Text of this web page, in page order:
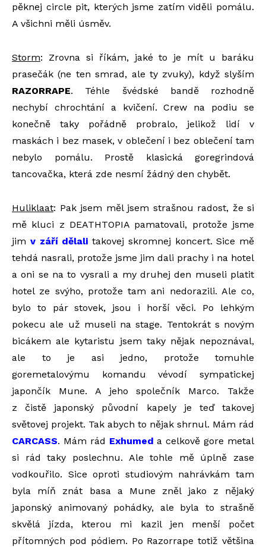
pěknej circle pit, kterých jsme zatím viděli pomálu.
A všichni měli úsměv.
Storm: Zrovna si říkám, jaké to je mít u baráku
prasečák (ne ten smrad, ale ty zvuky), když slyším
RAZORRAPE. Téhle švédské bandě rozhodně
nechybí chrochtání a kvičení. Crew na podiu se
konečně taky pořádně probralo, jelikož lidí v
maskách i bez masek, v oblečení i bez oblečení tam
nebylo pomálu. Prostě klasická goregrindová
tancovačka, která zde nesmí žádný den chybět.
Huliklaat: Pak jsem měl jsem strašnou radost, že si
mě kluci z DEATHTOPIA pamatovali, protože jsme
jim v září dělali takovej skromnej koncert. Sice mě
tehdá nasrali, protože jsme jim dali prachy i na hotel
a oni se na to vysrali a my druhej den museli platit
hotel ze svýho, protože tam ani nedorazili. Ale co,
bylo to pár stovek, jsou i horší věci. Po lehkým
pokecu ale už museli na stage. Tentokrát s novým
bicákem ale kytaristu jsem taky nějak nepoznával,
ale to je asi jedno, protože tomuhle
goremetalovýmu komandu vévodí sympatickej
japončík Mune. A jeho společník Marco. Takže
z čistě japonský původní kapely je teď takovej
světovej projekt. Tak abych to nějak shrnul. Mám rád
CARCASS. Mám rád Exhumed a celkově gore metal
si rád taky poslechnu. Ale tohle mě úplně zase
vodkouřilo. Sice oproti studiovým nahrávkám tam
byla míň znát basa a Mune zněl jako z nějaký
japonský animovaný pohádky, ale byla to strašně
skvělá jízda, kterou mi kazil jen menší počet
přítomných pod pódiem. Po Razorrape totiž většina